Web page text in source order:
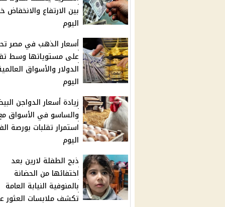
بين الارتفاع والانخفاض
اليوم
أسعار الذهب في مصر
على مستوياتها وسط
الدولار والأسواق
اليوم
زيادة أسعار الدواجن
والساسو في الأسواق
استمرار تقلبات بورصة
اليوم
ذبح الطفلة لارين بعد
اختفائها من الحضانة
بالمنوفية النيابة العامة
تكشف ملابسات العثور